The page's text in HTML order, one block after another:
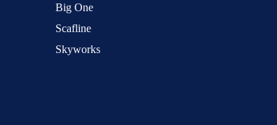
Big One
Scafline
Skyworks